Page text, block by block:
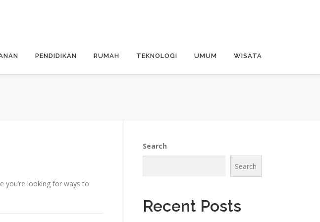
PENDIDIKAN RUMAH TEKNOLOGI UMUM WISATA
you’re looking for ways to
Search
Search
Recent Posts